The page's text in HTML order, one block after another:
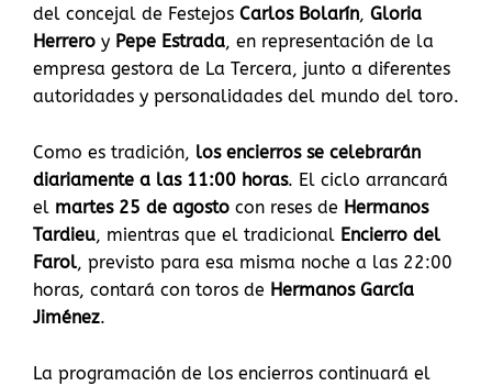
del concejal de Festejos Carlos Bolarín, Gloria
Herrero y Pepe Estrada, en representación de la
empresa gestora de La Tercera, junto a diferentes
autoridades y personalidades del mundo del toro.
Como es tradición, los encierros se celebrarán
diariamente a las 11:00 horas. El ciclo arrancará
el martes 25 de agosto con reses de Hermanos
Tardieu, mientras que el tradicional Encierro del
Farol, previsto para esa misma noche a las 22:00
horas, contará con toros de Hermanos García
Jiménez.
La programación de los encierros continuará el